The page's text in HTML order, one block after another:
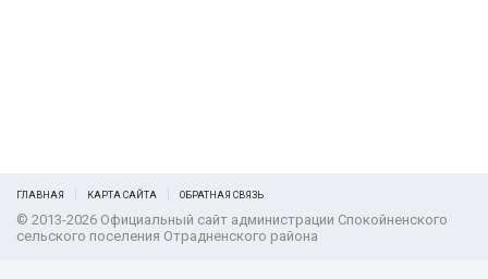
ГЛАВНАЯ КАРТА САЙТА ОБРАТНАЯ СВЯЗЬ
© 2013-2026 Официальный сайт администрации Спокойненского
сельского поселения Отрадненского района